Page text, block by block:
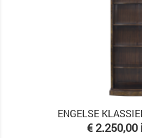
ENGELSE
Prijs
€ 2.250,00